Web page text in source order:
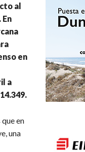
al
en
a
en
una